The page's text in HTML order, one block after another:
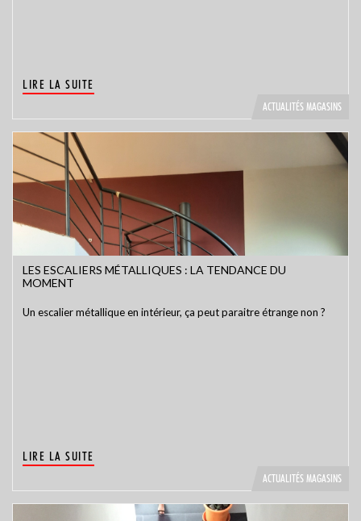
LIRE LA SUITE
ACTUALITÉS MAGASINS
LES ESCALIERS MÉTALLIQUES : LA TENDANCE DU
MOMENT
Un escalier métallique en intérieur, ça peut paraitre étrange non ?
LIRE LA SUITE
ACTUALITÉS MAGASINS